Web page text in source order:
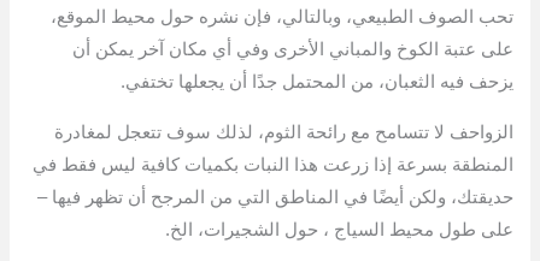
تحب الصوف الطبيعي، وبالتالي، فإن نشره حول محيط الموقع،
على عتبة الكوخ والمباني الأخرى وفي أي مكان آخر يمكن أن
يزحف فيه الثعبان، من المحتمل جدًا أن يجعلها تختفي.
الزواحف لا تتسامح مع رائحة الثوم، لذلك سوف تتعجل لمغادرة
المنطقة بسرعة إذا زرعت هذا النبات بكميات كافية ليس فقط في
حديقتك، ولكن أيضًا في المناطق التي من المرجح أن تظهر فيها –
على طول محيط السياج ، حول الشجيرات، الخ.